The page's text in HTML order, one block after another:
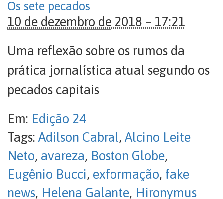
Os sete pecados
10 de dezembro de 2018 – 17:21
Uma reflexão sobre os rumos da
prática jornalística atual segundo os
pecados capitais
Em: Edição 24
Tags: Adilson Cabral, Alcino Leite
Neto, avareza, Boston Globe,
Eugênio Bucci, exformação, fake
news, Helena Galante, Hironymus